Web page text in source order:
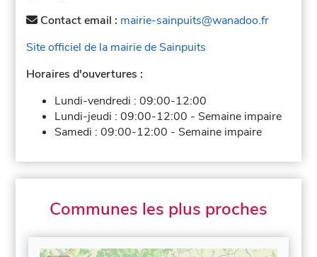
Contact email : mairie-sainpuits@wanadoo.fr
Site officiel de la mairie de Sainpuits
Horaires d'ouvertures :
Lundi-vendredi :09:00-12:00
Lundi-jeudi :09:00-12:00 - Semaine impaire
Samedi :09:00-12:00 - Semaine impaire
Communes les plus proches